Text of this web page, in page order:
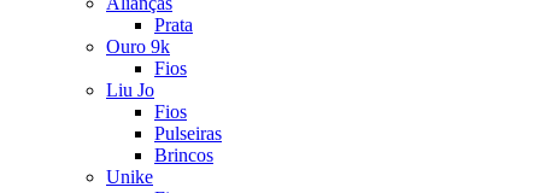
Prata
Ouro 9k
Fios
Liu Jo
Fios
Pulseiras
Brincos
Unike